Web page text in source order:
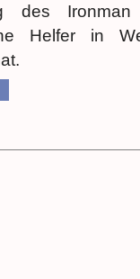
des
Helfer in